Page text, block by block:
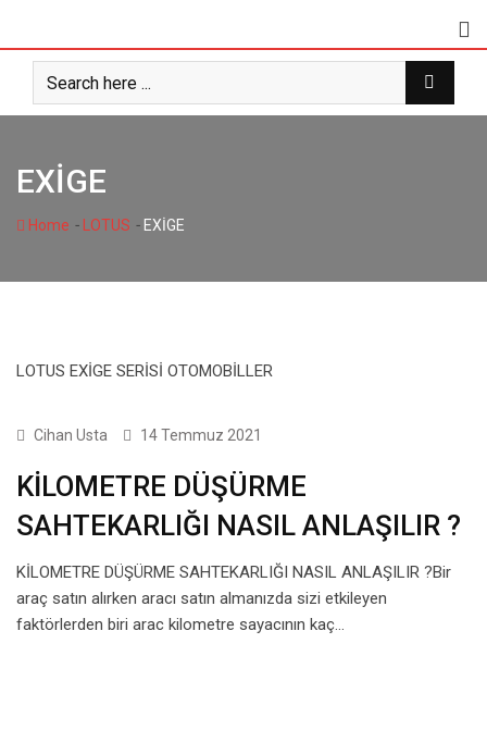
content
EXİGE
Home - LOTUS - EXİGE
LOTUS EXİGE SERİSİ OTOMOBİLLER
1 SERİSİ
Cihan Usta 14 Temmuz 2021
KİLOMETRE DÜŞÜRME
SAHTEKARLIĞI NASIL ANLAŞILIR ?
KİLOMETRE DÜŞÜRME SAHTEKARLIĞI NASIL ANLAŞILIR ?Bir
araç satın alırken aracı satın almanızda sizi etkileyen
faktörlerden biri arac kilometre sayacının kaç…